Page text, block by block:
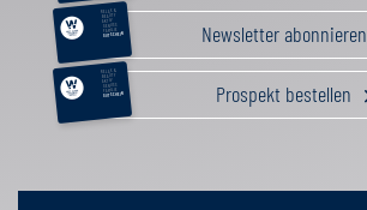
RELAX &
BEAUTY
AKTIV
GENUSS
FAMILIE
GUTSCHEIN Newsletter abonnieren
RELAX &
BEAUTY
AKTIV
GENUSS
FAMILIE
GUTSCHEIN Prospekt bestellen